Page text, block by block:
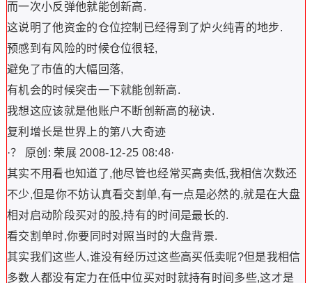
而一次小反弹他就能创新高.
这说明了他资金的仓位控制已经得到了炉火纯青的地步.
预感到有风险的时候仓位很轻,
避免了市值的大幅回落,
有机会的时候突击一下就能创新高.
我想这应该就是他账户不断创新高的秘诀.
复利增长是世界上的第八大奇迹
·？ 原创: 荣展 2008-12-25 08:48·
其实不用看也知道了,他尽管也经常买高卖低,我相信次数还
不少,但是你不妨认真看交割单,有一点是必然的,就是在大盘
相对启动阶段买对的股,持有的时间是最长的.
看交割单时,你要同时对照当时的大盘背景.
其实我们这些人,谁没有经历过这些高买低卖呢?但是我相信
多数人都没有定力在低中位买对时就持有时间多些,这才是